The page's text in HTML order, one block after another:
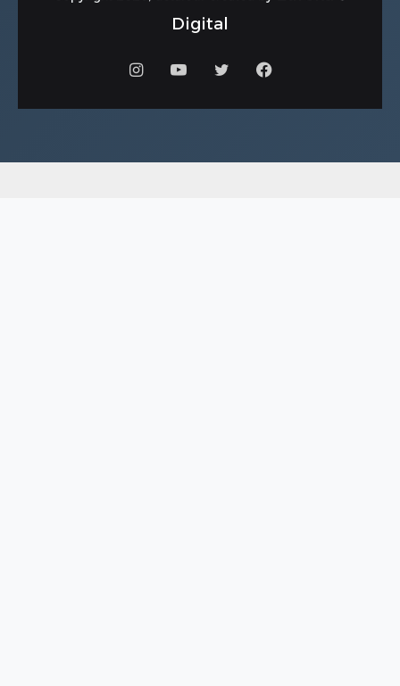
Digital
فيسبوكتويتر يوتيوبانستقرام